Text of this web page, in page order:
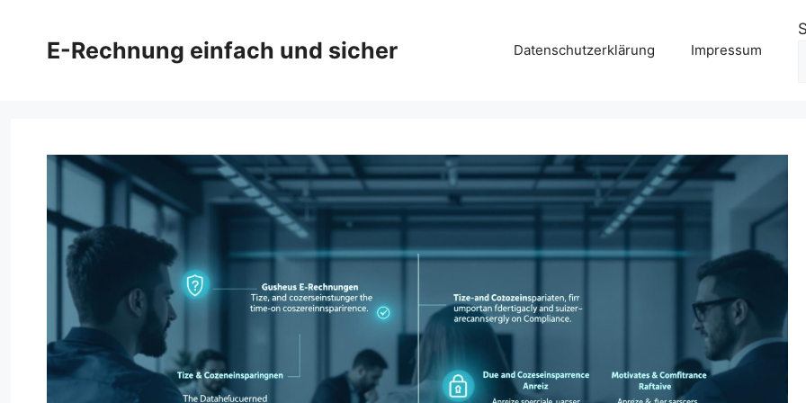
springenE-Rechnung einfach und sicher Datenschutzerklärung Impressum